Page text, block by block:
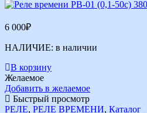
6 000₽
НАЛИЧИЕ: в наличии
В корзину
Желаемое
Добавить в желаемое
Быстрый просмотр
РЕЛЕ, РЕЛЕ ВРЕМЕНИ, Каталог